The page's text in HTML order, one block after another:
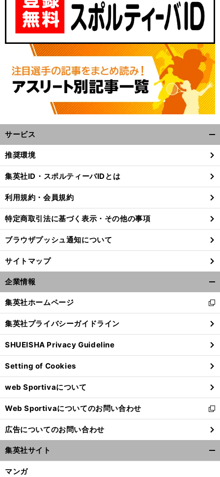
サービス
閉
る
推奨環境
集英社ID・スポルティーバIDとは
利用規約・会員規約
特定商取引法に基づく表示・その他の事項
ブラウザプッシュ通知について
サイトマップ
企業情報
閉
る
集英社ホームページ
新
し
い
ウ
ィ
ン
ド
ウ
で
開
く
集英社プライバシーガイドライン
SHUEISHA Privacy Guideline
Setting of Cookies
web Sportivaについて
Web Sportivaについてのお問い合わせ
新
し
い
ウ
ィ
ン
広告についてのお問い合わせ
集英社サイト
マンガ